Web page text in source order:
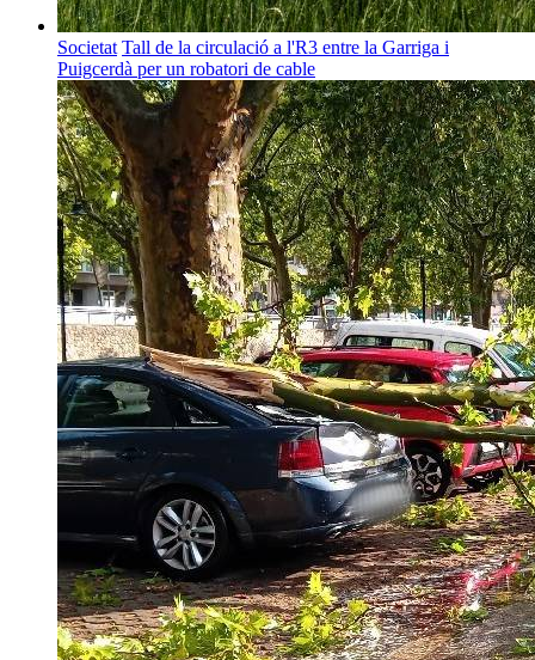
Societat Tall de la circulació a l'R3 entre la Garriga i
Puigcerdà per un robatori de cable